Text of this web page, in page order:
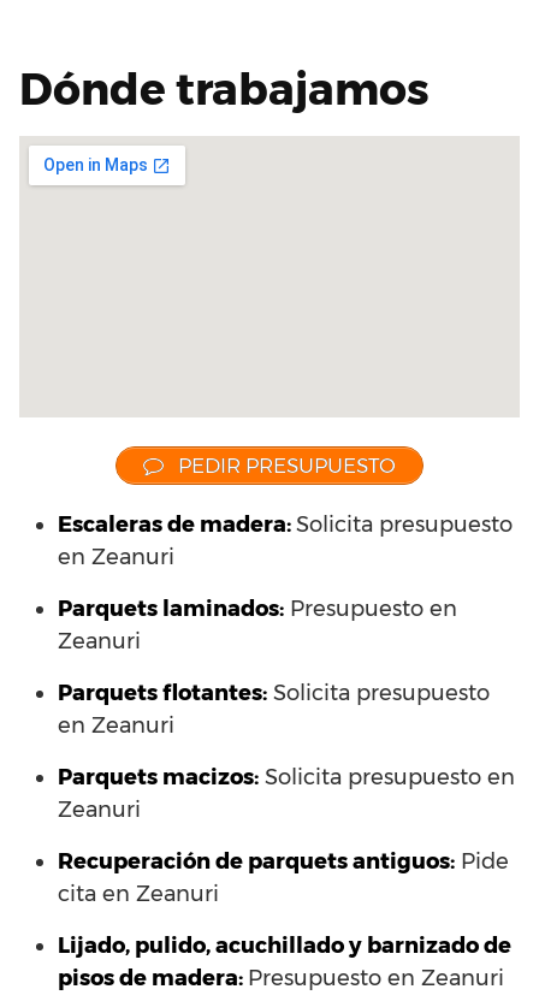
Dónde trabajamos
PEDIR PRESUPUESTO
Escaleras de madera:Solicita presupuesto
en Zeanuri
Parquets laminados: Presupuesto en
Zeanuri
Parquets flotantes: Solicita presupuesto
en Zeanuri
Parquets macizos: Solicita presupuesto en
Zeanuri
Recuperación de parquets antiguos: Pide
cita en Zeanuri
Lijado, pulido, acuchillado y barnizado de
pisos de madera: Presupuesto en Zeanuri